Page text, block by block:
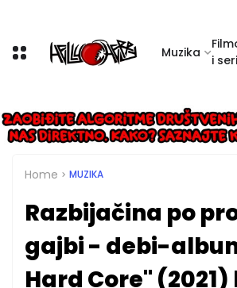
Muzika
i
Home MUZIKA
Razbijačina po
gajbi - debi-
Hard Core"